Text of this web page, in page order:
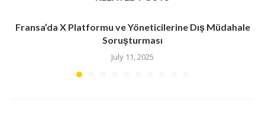
Fransa’da X Platformu ve Yöneticilerine Dış Müdahale
Soruşturması
July 11, 2025